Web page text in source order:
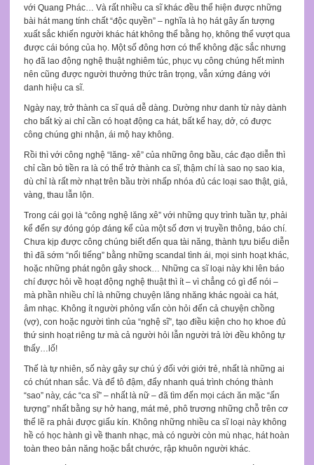
với Quang Phác… Và rất nhiều ca sĩ khác đều thể hiện được những
bài hát mang tính chất “độc quyền” – nghĩa là họ hát gây ấn tượng
xuất sắc khiến người khác hát không thể bằng họ, không thể vượt qua
được cái bóng của họ. Một số đông hơn có thể không đặc sắc nhưng
họ đã lao động nghệ thuật nghiêm túc, phục vụ công chúng hết mình
nên cũng được người thưởng thức trân trọng, vẫn xứng đáng với
danh hiệu ca sĩ.
Ngày nay, trở thành ca sĩ quá dễ dàng. Dường như danh từ này dành
cho bất kỳ ai chỉ cần có hoạt động ca hát, bất kể hay, dở, có được
công chúng ghi nhận, ái mộ hay không.
Rồi thì với công nghệ “lăng- xê” của những ông bầu, các đạo diễn thì
chỉ cần bỏ tiền ra là có thể trở thành ca sĩ, thậm chí là sao nọ sao kia,
dù chỉ là rất mờ nhạt trên bầu trời nhấp nhóa đủ các loại sao thật, giả,
vàng, thau lẫn lộn.
Trong cái gọi là “công nghệ lăng xê” với những quy trình tuần tự, phải
kể đến sự đóng góp đáng kể của một số đơn vị truyền thông, báo chí.
Chưa kịp được công chúng biết đến qua tài năng, thành tựu biểu diễn
thì đã sớm “nổi tiếng” bằng những scandal tình ái, mọi sinh hoạt khác,
hoặc những phát ngôn gây shock… Những ca sĩ loại này khi lên báo
chí được hỏi về hoạt động nghệ thuật thì ít – vì chẳng có gì để nói –
mà phần nhiều chỉ là những chuyện lăng nhăng khác ngoài ca hát,
âm nhạc. Không ít người phỏng vấn còn hỏi đến cả chuyện chồng
(vợ), con hoặc người tình của “nghệ sĩ”, tạo điều kiện cho họ khoe đủ
thứ sinh hoạt riêng tư mà cả người hỏi lẫn người trả lời đều không tự
thấy…lố!
Thế là tự nhiên, số này gây sự chú ý đối với giới trẻ, nhất là những ai
có chút nhan sắc. Và để tô đậm, đẩy nhanh quá trình chóng thành
“sao” này, các “ca sĩ” – nhất là nữ – đã tìm đến mọi cách ăn mặc “ấn
tượng” nhất bằng sự hở hang, mát mẻ, phô trương những chỗ trên cơ
thể lẽ ra phải được giấu kín. Không những nhiều ca sĩ loại này không
hề có học hành gì về thanh nhạc, mà có người còn mù nhạc, hát hoàn
toàn theo bản năng hoặc bắt chước, rập khuôn người khác.